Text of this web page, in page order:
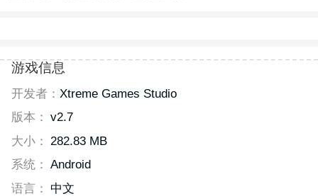
游戏信息
开发者： Xtreme Games Studio
版本： v2.7
大小： 282.83 MB
系统： Android
语言：
中文